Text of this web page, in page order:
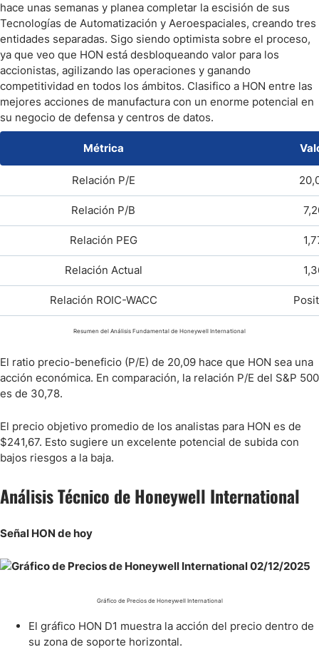
hace unas semanas y planea completar la escisión de sus
Tecnologías de Automatización y Aeroespaciales, creando tres
entidades separadas. Sigo siendo optimista sobre el proceso,
ya que veo que HON está desbloqueando valor para los
accionistas, agilizando las operaciones y ganando
competitividad en todos los ámbitos. Clasifico a HON entre las
mejores acciones de manufactura con un enorme potencial en
su negocio de defensa y centros de datos.
Métrica
Relación P/E
Relación P/B
Relación PEG
Relación Actual
Relación ROIC-WACC
Resumen del Análisis Fundamental de Honeywell International
El ratio precio-beneficio (P/E) de 20,09 hace que HON sea una
acción económica. En comparación, la relación P/E del S&P 500
es de 30,78.
El precio objetivo promedio de los analistas para HON es de
$241,67. Esto sugiere un excelente potencial de subida con
bajos riesgos a la baja.
Análisis Técnico de Honeywell International
Señal HON de hoy
Gráfico de Precios de Honeywell International
El gráfico HON D1 muestra la acción del precio dentro de
su zona de soporte horizontal.